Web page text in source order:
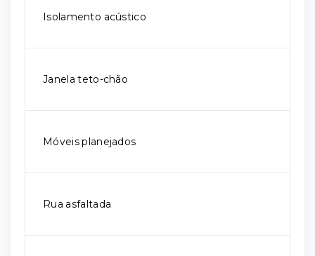
Isolamento acústico
Janela teto-chão
Móveis planejados
Rua asfaltada